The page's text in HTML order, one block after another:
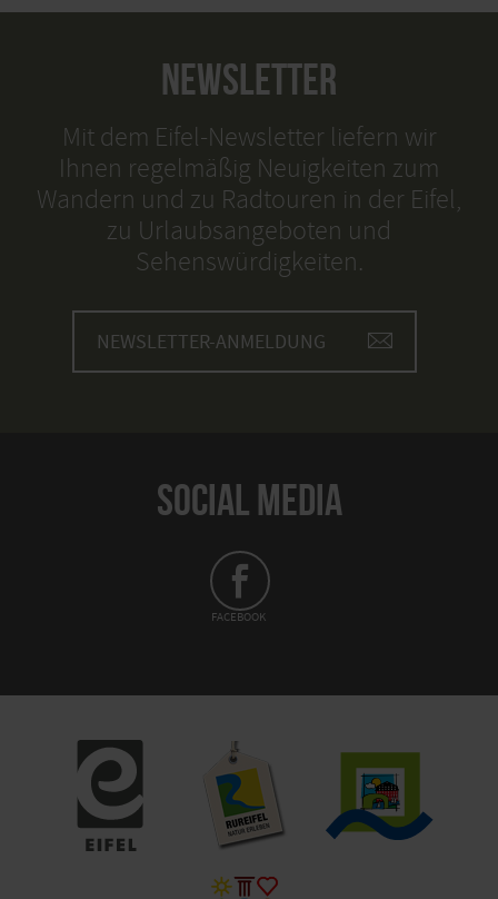
NEWSLETTER
Mit dem Eifel-Newsletter liefern wir
Ihnen regelmäßig Neuigkeiten zum
Wandern und zu Radtouren in der Eifel,
zu Urlaubsangeboten und
Sehenswürdigkeiten.
NEWSLETTER-ANMELDUNG
SOCIAL MEDIA
FACEBOOK